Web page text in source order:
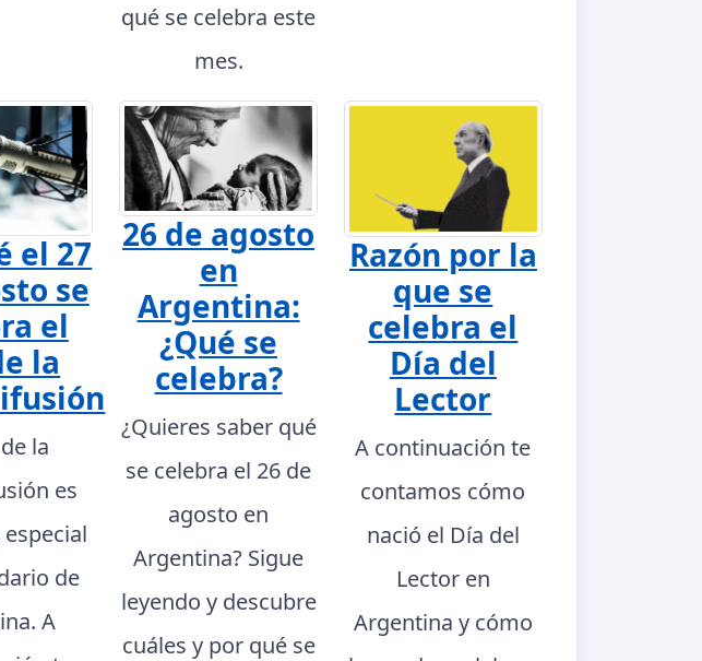
qué se celebra este
mes.
el 27
se
el
la
la
es
de
A
26 de agosto
en
Argentina:
¿Qué se
celebra?
¿Quieres saber qué
se celebra el 26 de
agosto en
Argentina? Sigue
leyendo y descubre
cuáles y por qué se
Razón por la
que se
celebra el
Día del
Lector
A continuación te
contamos cómo
nació el Día del
Lector en
Argentina y cómo